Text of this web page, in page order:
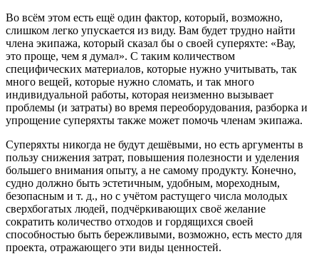
Во всём этом есть ещё один фактор, который, возможно,
слишком легко упускается из виду. Вам будет трудно найти
члена экипажа, который сказал бы о своей суперяхте: «Вау,
это проще, чем я думал». С таким количеством
специфических материалов, которые нужно учитывать, так
много вещей, которые нужно сломать, и так много
индивидуальной работы, которая неизменно вызывает
проблемы (и затраты) во время переоборудования, разборка и
упрощение суперяхты также может помочь членам экипажа.
Суперяхты никогда не будут дешёвыми, но есть аргументы в
пользу снижения затрат, повышения полезности и уделения
большего внимания опыту, а не самому продукту. Конечно,
судно должно быть эстетичным, удобным, мореходным,
безопасным и т. д., но с учётом растущего числа молодых
сверхбогатых людей, подчёркивающих своё желание
сократить количество отходов и гордящихся своей
способностью быть бережливыми, возможно, есть место для
проекта, отражающего эти виды ценностей.